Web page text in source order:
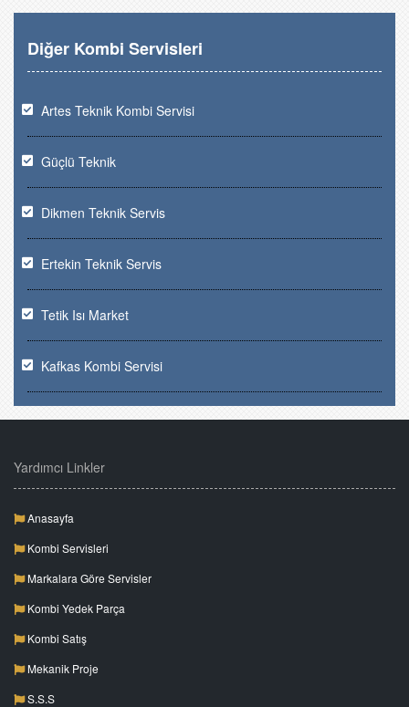
Diğer Kombi Servisleri
Artes Teknik Kombi Servisi
Güçlü Teknik
Dikmen Teknik Servis
Ertekin Teknik Servis
Tetik Isı Market
Kafkas Kombi Servisi
Yardımcı Linkler
Anasayfa
Kombi Servisleri
Markalara Göre Servisler
Kombi Yedek Parça
Kombi Satış
Mekanik Proje
S.S.S